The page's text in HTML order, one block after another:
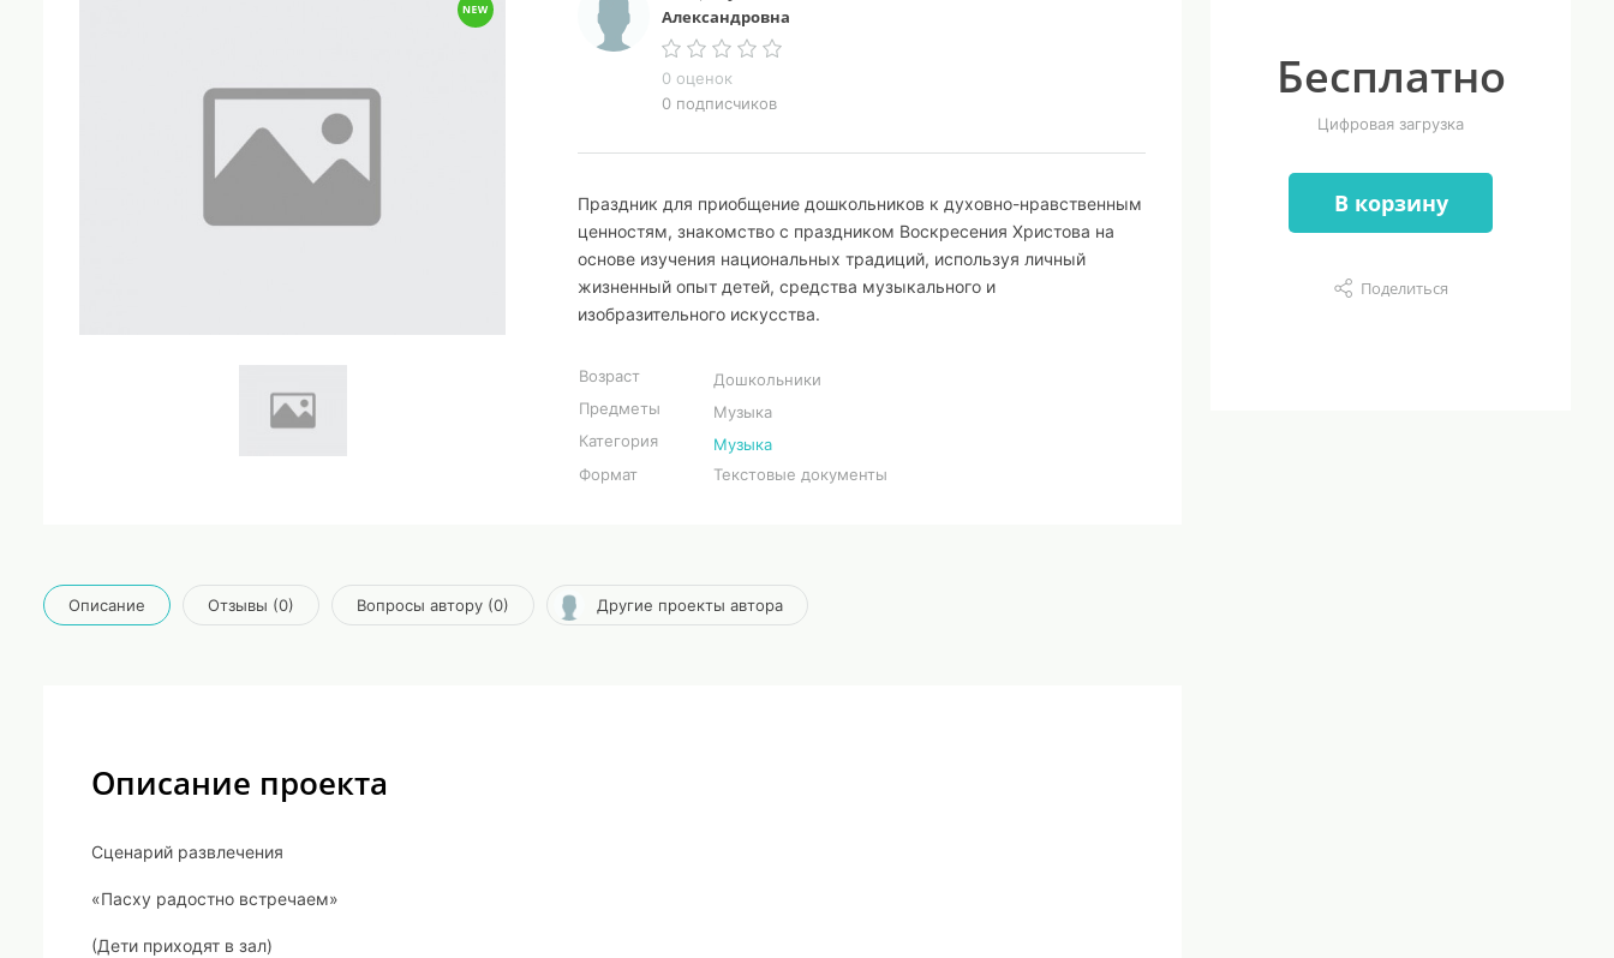
Александровна
0 оценок
0 подписчиков
Праздник для приобщение дошкольников к духовно-нравственным
ценностям, знакомство с праздником Воскресения Христова на
основе изучения национальных традиций, используя личный
жизненный опыт детей, средства музыкального и
изобразительного искусства.
Возраст
Дошкольники
Предметы
Музыка
Категория
Музыка
Формат
Текстовые документы
Бесплатно
Цифровая загрузка
В корзину
Поделиться
Описание Отзывы (0) Вопросы автору (0) Другие проекты автора
Описание проекта
Сценарий развлечения
«Пасху радостно встречаем»
(Дети приходят в зал)